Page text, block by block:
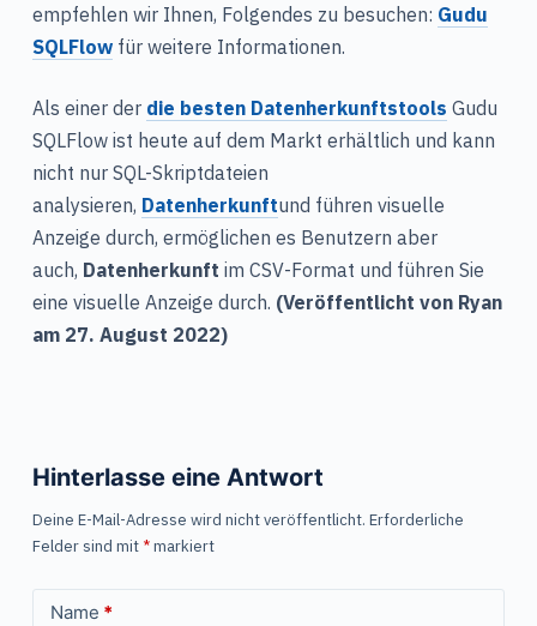
empfehlen wir Ihnen, Folgendes zu besuchen: Gudu
SQLFlowfür weitere Informationen.
Als einer der die besten Datenherkunftstools Gudu
SQLFlow ist heute auf dem Markt erhältlich und kann
nicht nur SQL-Skriptdateien
analysieren, Datenherkunftund führen visuelle
Anzeige durch, ermöglichen es Benutzern aber
auch, Datenherkunft im CSV-Format und führen Sie
eine visuelle Anzeige durch. (Veröffentlicht von Ryan
am 27. August 2022)
Hinterlasse eine Antwort
Deine E-Mail-Adresse wird nicht veröffentlicht. Erforderliche
Felder sind mit *markiert
Name *